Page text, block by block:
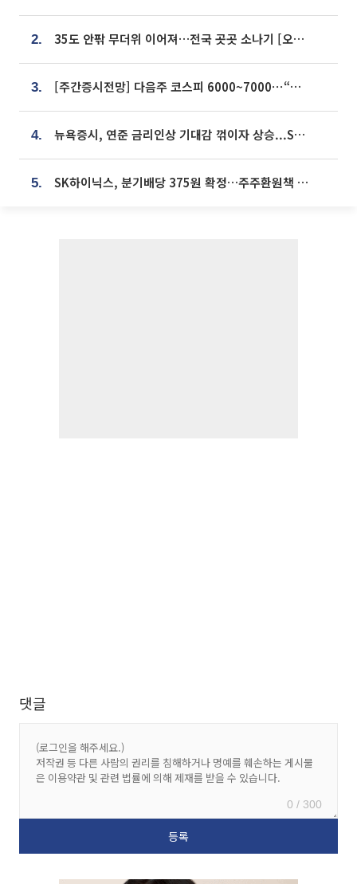
2. 35도 안팎 무더위 이어져…전국 곳곳 소나기 [오늘 날씨]
3. [주간증시전망] 다음주 코스피 6000~7000⋯“外人 수급은 정책이 변수”
4. 뉴욕증시, 연준 금리인상 기대감 꺾이자 상승...S&P500 사상 최고치 [종합]
5. SK하이닉스, 분기배당 375원 확정…주주환원책 9월로 앞당겨 발표
댓글
0 / 300